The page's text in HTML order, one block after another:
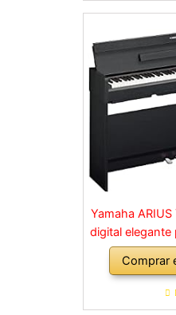
Yamaha
digital elegante
para una
de un piano
para cualquier
Comprar